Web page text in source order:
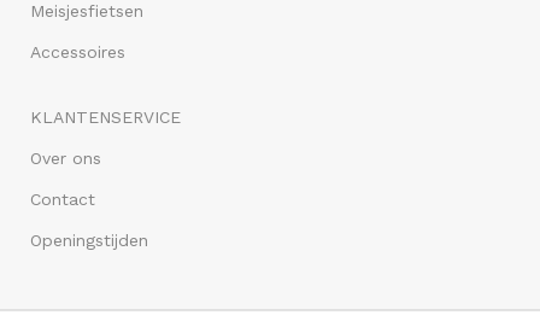
Meisjesfietsen
Accessoires
KLANTENSERVICE
Over ons
Contact
Openingstijden